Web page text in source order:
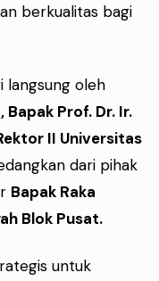
berkualitas bagi
langsung oleh
Bapak Prof. Dr. Ir.
II Universitas
dari pihak
Bapak Raka
Blok Pusat.
untuk